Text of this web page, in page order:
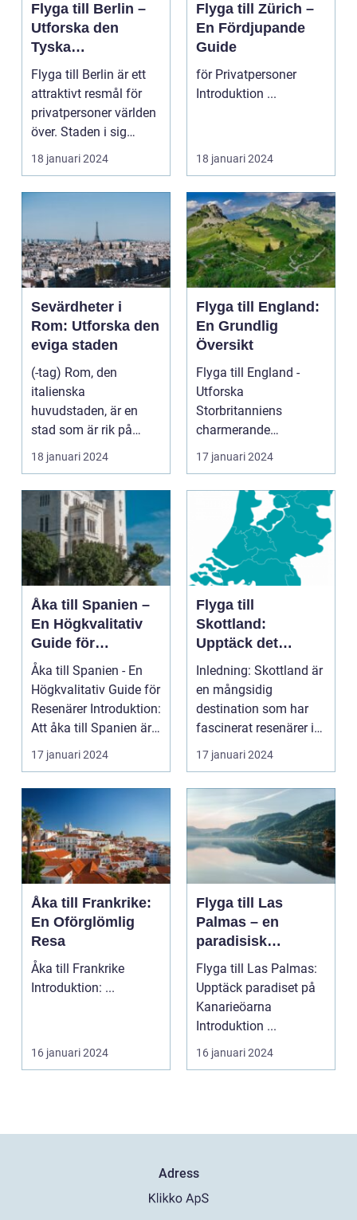
Flyga till Berlin –
Utforska den
Tyska
Huvudstaden på
Nära Håll
Flyga till Berlin är ett
attraktivt resmål för
privatpersoner världen
över. Staden i sig
bjuder på e...
18 januari 2024
Flyga till Zürich –
En Fördjupande
Guide
för Privatpersoner
Introduktion ...
18 januari 2024
Sevärdheter i
Rom: Utforska den
eviga staden
(-tag) Rom, den
italienska
huvudstaden, är en
stad som är rik på
historia, kultur och
vackra sevärd...
18 januari 2024
Flyga till England:
En Grundlig
Översikt
Flyga till England -
Utforska
Storbritanniens
charmerande
destinationer
Övergripande
introduktion ...
17 januari 2024
Åka till Spanien –
En Högkvalitativ
Guide för
Resenärer
Åka till Spanien - En
Högkvalitativ Guide för
Resenärer Introduktion:
Att åka till Spanien är
en dr...
17 januari 2024
Flyga till
Skottland:
Upptäck det
Fascinerande
Landet
Inledning: Skottland är
en mångsidig
destination som har
fascinerat resenärer i
århundraden. Med
sin...
17 januari 2024
Åka till Frankrike:
En Oförglömlig
Resa
Åka till Frankrike
Introduktion: ...
16 januari 2024
Flyga till Las
Palmas – en
paradisisk
destination
Flyga till Las Palmas:
Upptäck paradiset på
Kanarieöarna
Introduktion ...
16 januari 2024
Adress